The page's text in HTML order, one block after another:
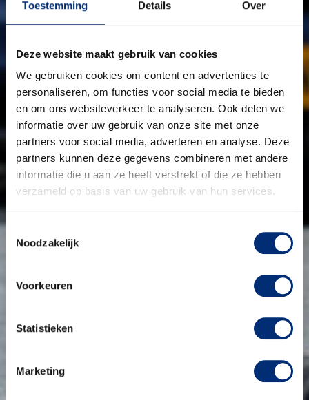
Toestemming Details Over
Deze website maakt gebruik van cookies
We gebruiken cookies om content en advertenties te
personaliseren, om functies voor social media te bieden
en om ons websiteverkeer te analyseren. Ook delen we
informatie over uw gebruik van onze site met onze
partners voor social media, adverteren en analyse. Deze
partners kunnen deze gegevens combineren met andere
informatie die u aan ze heeft verstrekt of die ze hebben
verzameld op basis van uw gebruik van hun services.
Toestemmingsselectie
Noodzakelijk
Voorkeuren
Statistieken
Marketing